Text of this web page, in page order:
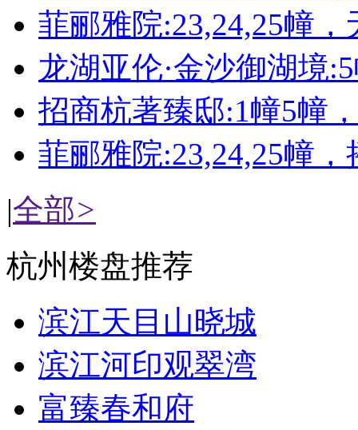
菲郦雅院:23,24,25幢，
龙湖亚伦·金沙御湖境
招商杭著臻邸:1幢5幢
菲郦雅院:23,24,25幢，
|全部>
杭州楼盘推荐
滨江天目山晓城
滨江河印观翠湾
富臻春和府